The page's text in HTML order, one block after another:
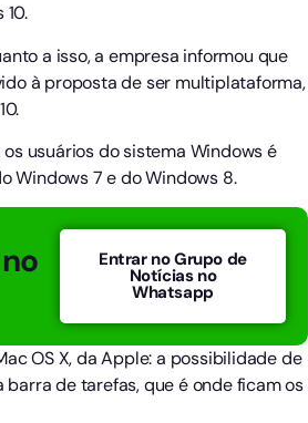
a isso, a empresa informou que
à proposta de ser multiplataforma,
usuários do sistema Windows é
Windows 7 e do Windows 8.
Entrar no Grupo de
Notícias no
Whatsapp
OS X, da Apple: a possibilidade de
de tarefas, que é onde ficam os